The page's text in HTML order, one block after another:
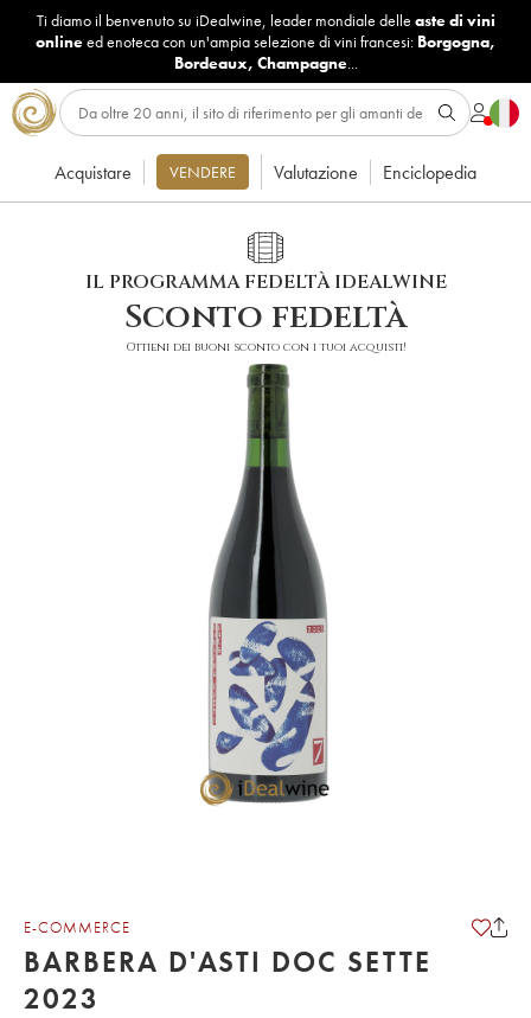
Ti diamo il benvenuto su iDealwine, leader mondiale delle aste di vini
onlineed enoteca con un'ampia selezione di vini francesi: Borgogna,
Bordeaux, Champagne...
Acquistare VENDERE Valutazione Enciclopedia
IL PROGRAMMA FEDELTÀ IDEALWINE
Sconto fedeltà
Ottieni dei buoni sconto con i tuoi acquisti!
E-COMMERCE
BARBERA D'ASTI DOC SETTE
2023